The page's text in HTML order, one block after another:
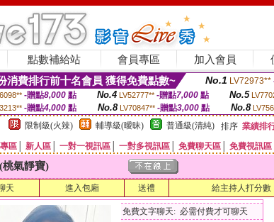
點數補給站 會員專區 加入會員
消費排行前十名會員 獲得免費點數~ No.1 LV72973**
-贈點8,000點 No.4 LV52777** -贈點7,000點 No.5
-贈點4,000 點 No.8 LV70847** -贈點3,000 點 No.8
限制級(火辣) 輔導級(曖昧) 普通級(清純) 排序 業績排
區 新人區 一對一視訊區 一對多視訊區 免費聊天區 免費視訊區
桃氣靜寶)
天 進入包廂 送禮 給主持人打分數
免費文字聊天: 必需付費才可聊天